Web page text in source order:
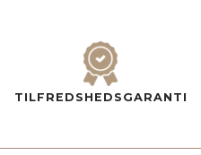
TILFREDSHEDSGARANTI